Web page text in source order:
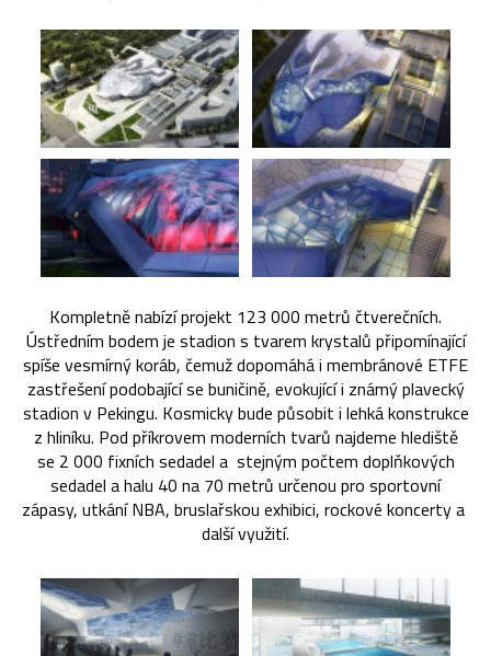
Kompletně nabízí projekt 123 000 metrů čtverečních.
Ústředním bodem je stadion s tvarem krystalů připomínající
spíše vesmírný koráb, čemuž dopomáhá i membránové ETFE
zastřešení podobající se buničině, evokující i známý plavecký
stadion v Pekingu. Kosmicky bude působit i lehká konstrukce
z hliníku. Pod příkrovem moderních tvarů najdeme hlediště
se 2 000 fixních sedadel a stejným počtem doplňkových
sedadel a halu 40 na 70 metrů určenou pro sportovní
zápasy, utkání NBA, bruslařskou exhibici, rockové koncerty a
další využití.